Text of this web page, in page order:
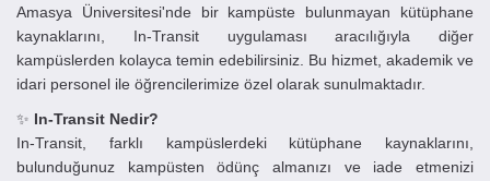
Amasya Üniversitesi'nde bir kampüste bulunmayan kütüphane
kaynaklarını, In-Transit uygulaması aracılığıyla diğer
kampüslerden kolayca temin edebilirsiniz. Bu hizmet, akademik ve
idari personel ile öğrencilerimize özel olarak sunulmaktadır.
✨ In-Transit Nedir?
In-Transit, farklı kampüslerdeki kütüphane kaynaklarını,
bulunduğunuz kampüsten ödünç almanızı ve iade etmenizi